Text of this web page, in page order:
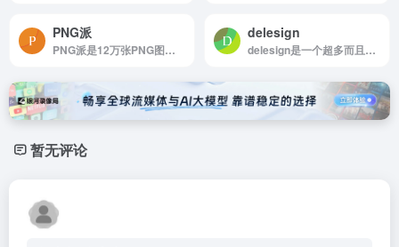
PNG派
PNG派是12万张PNG图片免费下载,禁止商用
delesign
delesign是一个超多而且完全可以自定义的免费插画网站
暂无评论